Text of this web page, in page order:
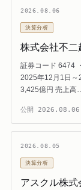
2026.08.06
決算分析
株式会社不二
証券コード 6474
2025年12月1日～
3,425億円 売上高
公開 2026.08.06
2026.08.05
決算分析
アスクル株式